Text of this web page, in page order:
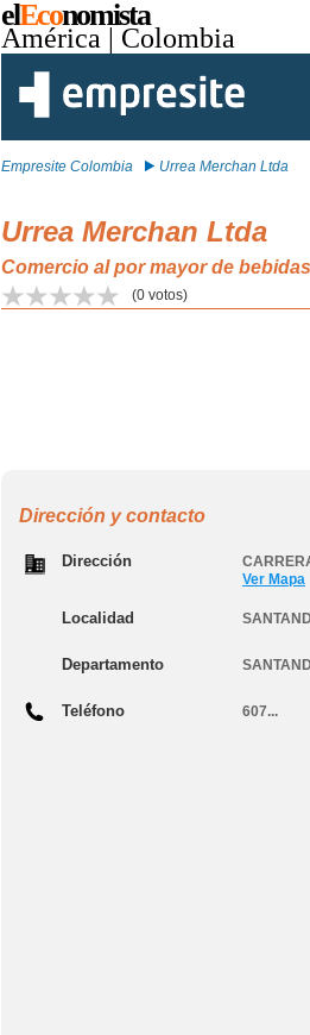
elEconomista
América | Colombia
Empresite Colombia Urrea Merchan Ltda
Urrea Merchan Ltda
Comercio al por mayor de
(0 votos)
Dirección y contacto
Dirección
Ver Mapa
Localidad
Departamento
Teléfono 607...